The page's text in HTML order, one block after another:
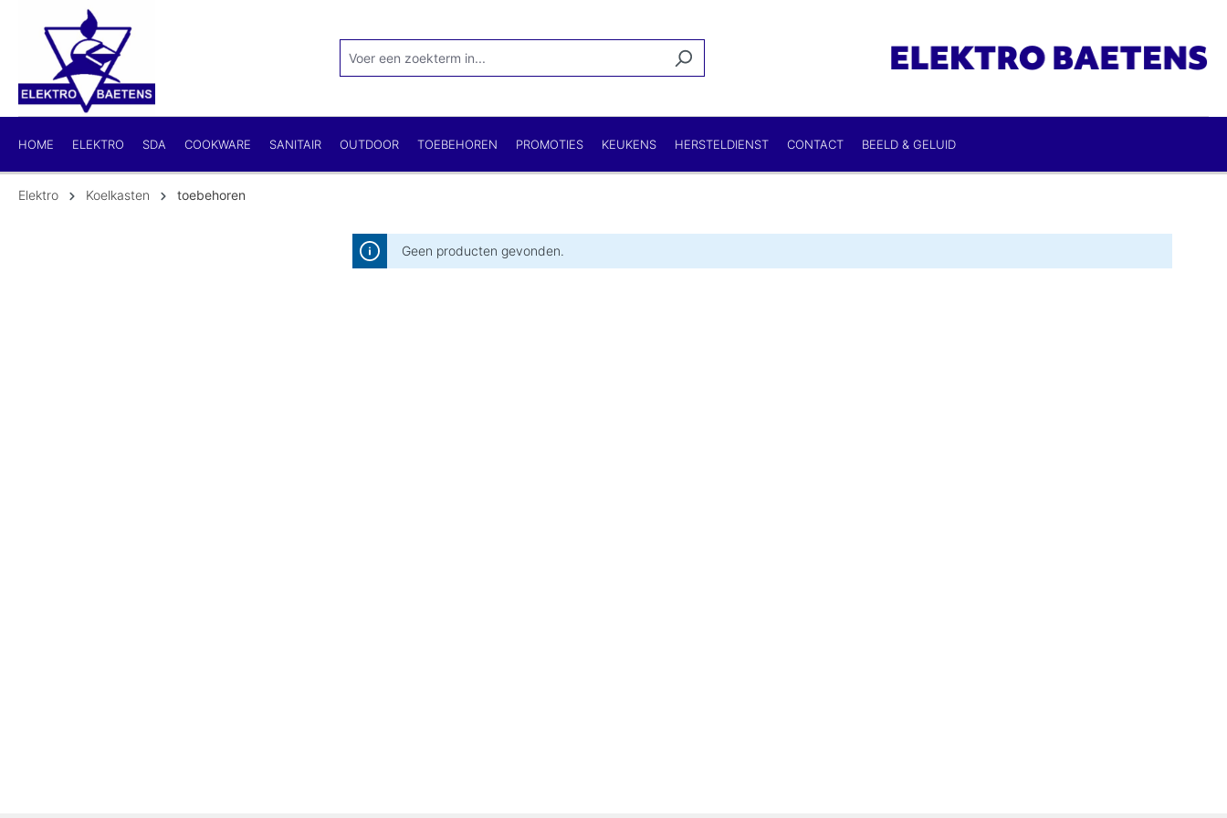
general.skipToNavigation
HOME ELEKTRO SDA COOKWARE SANITAIR OUTDOOR TOEBEHOREN PROMOTIES KEUKENS HERSTELDIENST CONTACT BEELD & GELUID
Elektro Koelkasten toebehoren
Geen producten gevonden.